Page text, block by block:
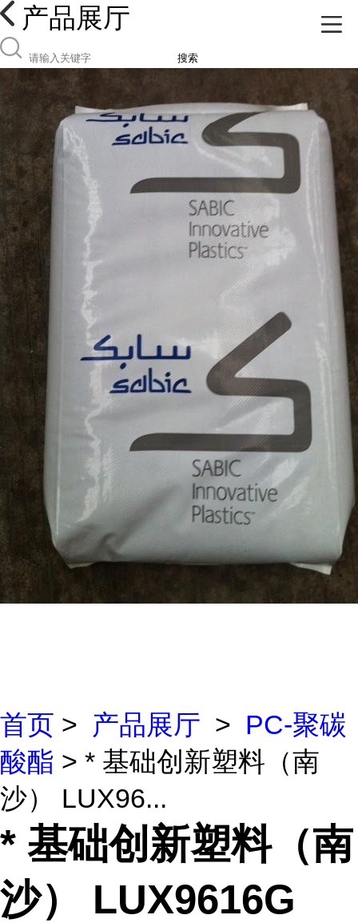
产品展厅
搜索
首页 > 产品展厅 > PC-聚碳
酸酯 > * 基础创新塑料（南
沙） LUX96...
* 基础创新塑料（南
沙） LUX9616G